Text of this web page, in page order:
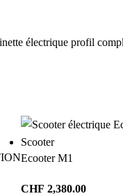
Scooter
Ecooter M1
CHF 2,380.00